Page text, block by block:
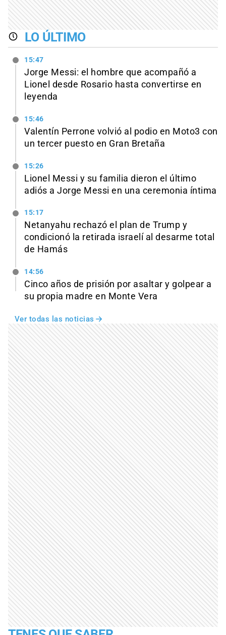
LO ÚLTIMO
15:47
Jorge Messi: el hombre que acompañó a
Lionel desde Rosario hasta convertirse en
leyenda
15:46
Valentín Perrone volvió al podio en Moto3 con
un tercer puesto en Gran Bretaña
15:26
Lionel Messi y su familia dieron el último
adiós a Jorge Messi en una ceremonia íntima
15:17
Netanyahu rechazó el plan de Trump y
condicionó la retirada israelí al desarme total
de Hamás
14:56
Cinco años de prisión por asaltar y golpear a
su propia madre en Monte Vera
Ver todas las noticias